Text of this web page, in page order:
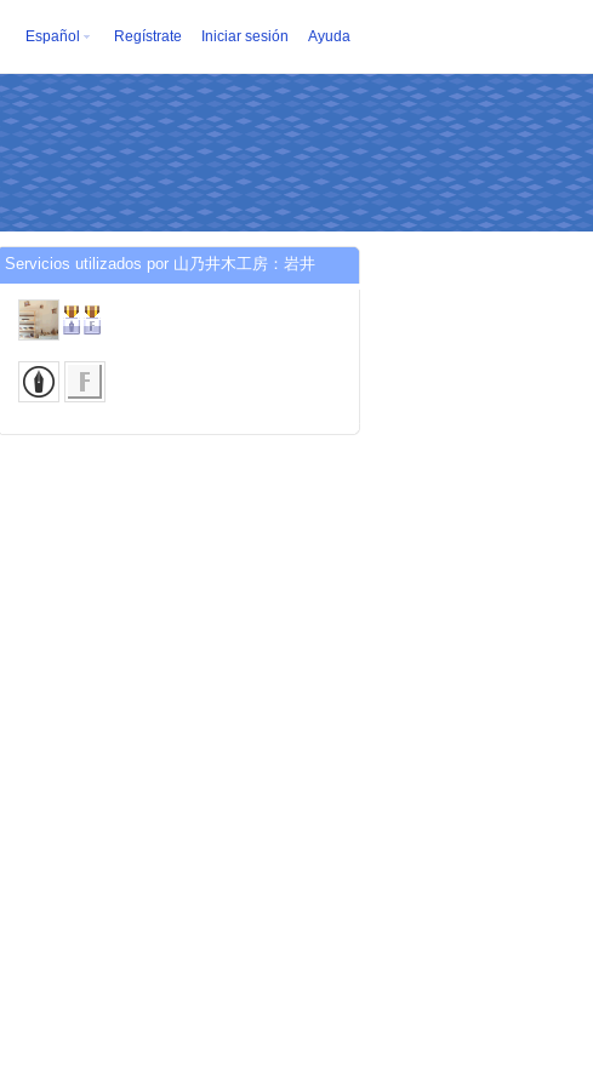
Español Regístrate Iniciar sesión Ayuda
Servicios utilizados por 山乃井木工房：岩井